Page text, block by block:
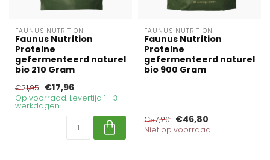
FAUNUS NUTRITION
Faunus Nutrition
Proteine
gefermenteerd naturel
bio 210 Gram
€21,95 €17,96
Op voorraad. Levertijd 1 - 3
werkdagen
FAUNUS NUTRITION
Faunus Nutrition
Proteine
gefermenteerd naturel
bio 900 Gram
€57,20 €46,80
Niet op voorraad